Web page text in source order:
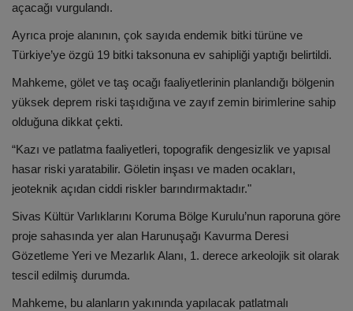
açacağı vurgulandı.
Ayrıca proje alanının, çok sayıda endemik bitki türüne ve
Türkiye’ye özgü 19 bitki taksonuna ev sahipliği yaptığı belirtildi.
Mahkeme, gölet ve taş ocağı faaliyetlerinin planlandığı bölgenin
yüksek deprem riski taşıdığına ve zayıf zemin birimlerine sahip
olduğuna dikkat çekti.
“Kazı ve patlatma faaliyetleri, topografik dengesizlik ve yapısal
hasar riski yaratabilir. Göletin inşası ve maden ocakları,
jeoteknik açıdan ciddi riskler barındırmaktadır."
Sivas Kültür Varlıklarını Koruma Bölge Kurulu’nun raporuna göre
proje sahasında yer alan Harunuşağı Kavurma Deresi
Gözetleme Yeri ve Mezarlık Alanı, 1. derece arkeolojik sit olarak
tescil edilmiş durumda.
Mahkeme, bu alanların yakınında yapılacak patlatmalı